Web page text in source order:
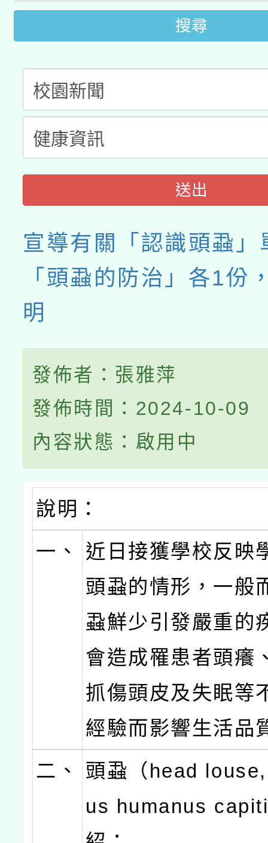
搜尋
送出
宣導有關「認識頭蝨」
「頭蝨的防治」各1份
明
發佈者：張雅萍
發佈時間：2024-10-09
內容狀態：啟用中
說明：
一、
近日接獲學校反映
頭蝨的情形，一般
蝨鮮少引發嚴重的
會造成罹患者頭癢
抓傷頭皮及失眠等
經驗而影響生活品
二、
頭蝨（head
us humanus